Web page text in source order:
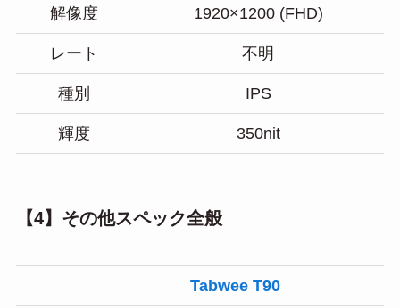
解像度 1920×1200 (FHD)
レート 不明
種別 IPS
輝度 350nit
【4】その他スペック全般
Tabwee T90